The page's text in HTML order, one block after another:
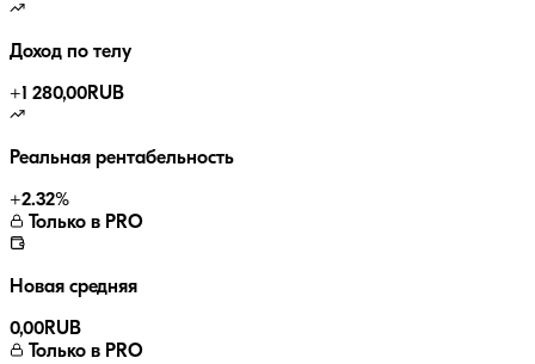
Доход по телу
+1 280,00RUB
Реальная рентабельность
+2.32%
Только в PRO
Новая средняя
0,00RUB
Только в PRO